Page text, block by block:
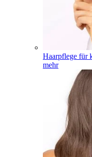
Haarpflege für
mehr